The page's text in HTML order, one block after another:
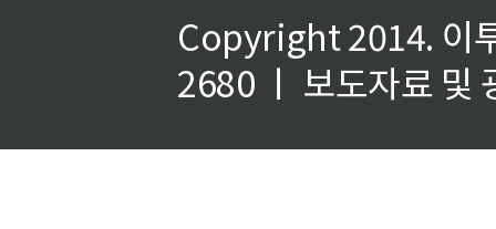
Copyright 2014. 이
2680 ㅣ 보도자료